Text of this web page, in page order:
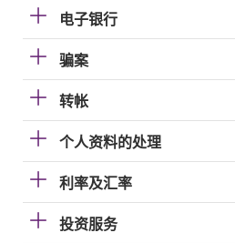
电子银行
骗案
转帐
个人资料的处理
利率及汇率
投资服务